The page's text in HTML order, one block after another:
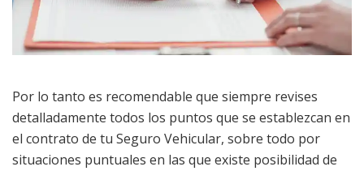
Por lo tanto es recomendable que siempre revises
detalladamente todos los puntos que se establezcan en
el contrato de tu Seguro Vehicular, sobre todo por
situaciones puntuales en las que existe posibilidad de